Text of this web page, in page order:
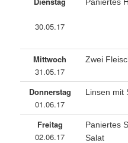
30.05.17
Mittwoch
31.05.17
Zwei
Donnerstag
01.06.17
Linsen mit
Freitag
02.06.17
Paniertes
Salat